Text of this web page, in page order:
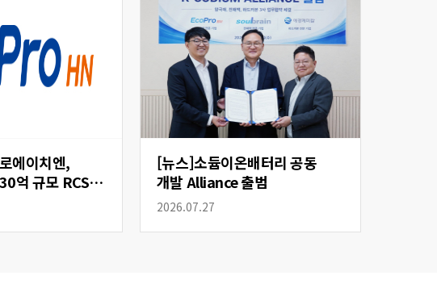
에이치엔,
억 규모 RCS
[뉴스]소듐이온배터리 공동
개발 Alliance 출범
2026.07.27